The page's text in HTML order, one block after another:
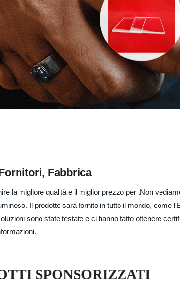
Fabbrica
la migliore qualità e il miglior prezzo per .Non
Il prodotto sarà fornito in tutto il mondo, come
sono state testate e ci hanno fatto ottenere
SPONSORIZZATI